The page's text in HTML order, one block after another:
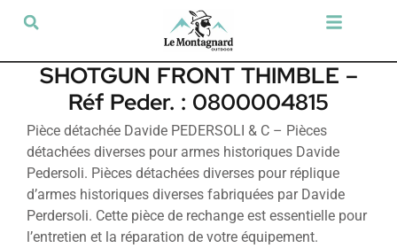
SHOTGUN FRONT THIMBLE –
Réf Peder. : 0800004815
Pièce détachée Davide PEDERSOLI & C – Pièces
détachées diverses pour armes historiques Davide
Pedersoli. Pièces détachées diverses pour réplique
d’armes historiques diverses fabriquées par Davide
Perdersoli. Cette pièce de rechange est essentielle pour
l’entretien et la réparation de votre équipement.